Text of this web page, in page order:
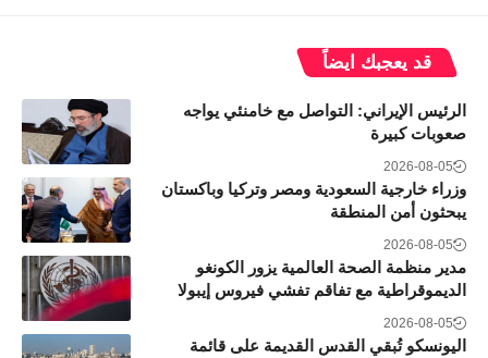
قد يعجبك ايضاً
الرئيس الإيراني: التواصل مع خامنئي يواجه
صعوبات كبيرة
2026-08-05
وزراء خارجية السعودية ومصر وتركيا وباكستان
يبحثون أمن المنطقة
2026-08-05
مدير منظمة الصحة العالمية يزور الكونغو
الديموقراطية مع تفاقم تفشي فيروس إيبولا
2026-08-05
اليونسكو تُبقي القدس القديمة على قائمة